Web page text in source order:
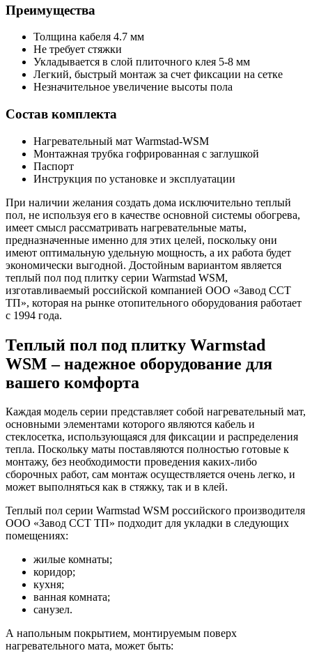
Преимущества
Толщина кабеля 4.7 мм
Не требует стяжки
Укладывается в слой плиточного клея 5-8 мм
Легкий, быстрый монтаж за счет фиксации на сетке
Незначительное увеличение высоты пола
Состав комплекта
Нагревательный мат Warmstad-WSM
Монтажная трубка гофрированная с заглушкой
Паспорт
Инструкция по установке и эксплуатации
При наличии желания создать дома исключительно теплый
пол, не используя его в качестве основной системы обогрева,
имеет смысл рассматривать нагревательные маты,
предназначенные именно для этих целей, поскольку они
имеют оптимальную удельную мощность, а их работа будет
экономически выгодной. Достойным вариантом является
теплый пол под плитку серии Warmstad WSM,
изготавливаемый российской компанией ООО «Завод ССТ
ТП», которая на рынке отопительного оборудования работает
с 1994 года.
Теплый пол под плитку Warmstad
WSM – надежное оборудование для
вашего комфорта
Каждая модель серии представляет собой нагревательный мат,
основными элементами которого являются кабель и
стеклосетка, использующаяся для фиксации и распределения
тепла. Поскольку маты поставляются полностью готовые к
монтажу, без необходимости проведения каких-либо
сборочных работ, сам монтаж осуществляется очень легко, и
может выполняться как в стяжку, так и в клей.
Теплый пол серии Warmstad WSM российского производителя
ООО «Завод ССТ ТП» подходит для укладки в следующих
помещениях:
жилые комнаты;
коридор;
кухня;
ванная комната;
санузел.
А напольным покрытием, монтируемым поверх
нагревательного мата, может быть: